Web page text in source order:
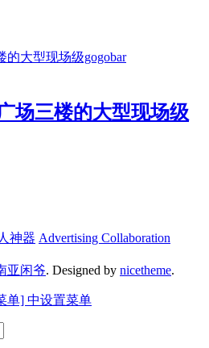
场三楼的大型现场级
神器 Advertising Collaboration
亚闲爷. Designed by nicetheme.
单] 中设置菜单